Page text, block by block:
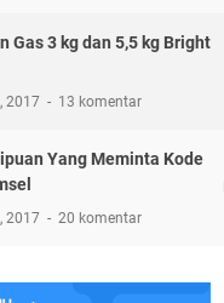
Gas 3 kg dan 5,5 kg Bright
2017 13 komentar
Yang Meminta Kode
2017 20 komentar